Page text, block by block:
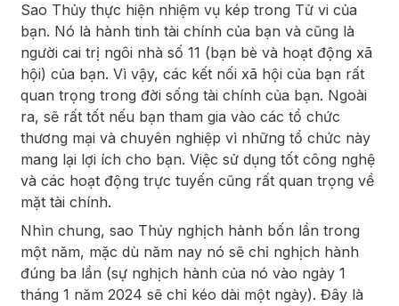
Sao Thủy thực hiện nhiệm vụ kép trong Tử vi của
bạn. Nó là hành tinh tài chính của bạn và cũng là
người cai trị ngôi nhà số 11 (bạn bè và hoạt động xã
hội) của bạn. Vì vậy, các kết nối xã hội của bạn rất
quan trọng trong đời sống tài chính của bạn. Ngoài
ra, sẽ rất tốt nếu bạn tham gia vào các tổ chức
thương mại và chuyên nghiệp vì những tổ chức này
mang lại lợi ích cho bạn. Việc sử dụng tốt công nghệ
và các hoạt động trực tuyến cũng rất quan trọng về
mặt tài chính.
Nhìn chung, sao Thủy nghịch hành bốn lần trong
một năm, mặc dù năm nay nó sẽ chỉ nghịch hành
đúng ba lần (sự nghịch hành của nó vào ngày 1
tháng 1 năm 2024 sẽ chỉ kéo dài một ngày). Đây là